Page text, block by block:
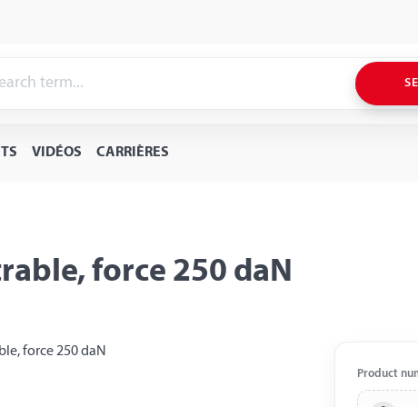
VIDÉOS CARRIÈRES
force 250 daN
Product